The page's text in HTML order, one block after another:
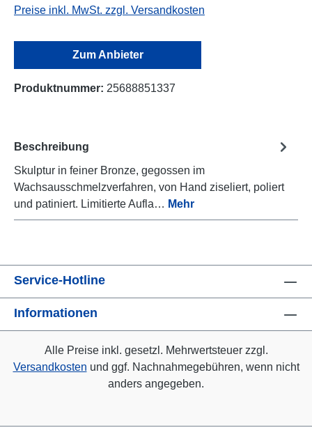
Preise inkl. MwSt. zzgl. Versandkosten
Zum Anbieter
Produktnummer: 25688851337
Beschreibung
Skulptur in feiner Bronze, gegossen im
Wachsausschmelzverfahren, von Hand ziseliert, poliert
und patiniert. Limitierte Aufla… Mehr
Service-Hotline
Informationen
Alle Preise inkl. gesetzl. Mehrwertsteuer zzgl.
Versandkosten und ggf. Nachnahmegebühren, wenn nicht
anders angegeben.